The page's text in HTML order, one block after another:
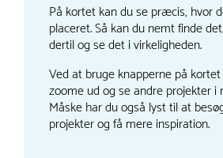
På kortet kan du se præcis, hvor
placeret. Så kan du nemt finde
dertil og se det i virkeligheden.
Ved at bruge knapperne på
zoome ud og se andre projekter
Måske har du også lyst til at
projekter og få mere inspiration.